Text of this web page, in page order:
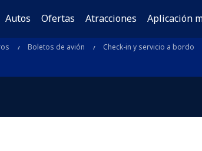
Autos Ofertas Atracciones Aplicación
Boletos de avión Check-in y servicio a bordo